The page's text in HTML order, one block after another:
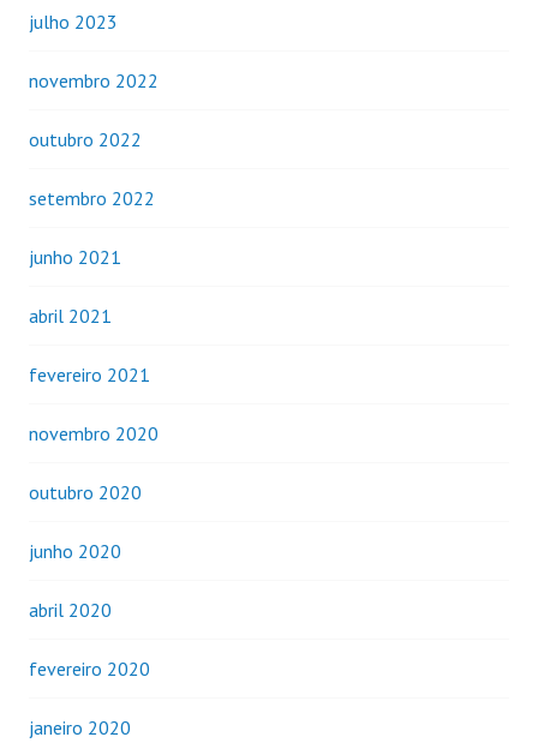
julho 2023
novembro 2022
outubro 2022
setembro 2022
junho 2021
abril 2021
fevereiro 2021
novembro 2020
outubro 2020
junho 2020
abril 2020
fevereiro 2020
janeiro 2020